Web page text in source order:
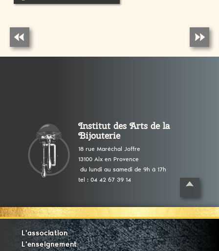
Institut des Arts de la
Bijouterie
18 rue Maréchal Joffre
13100 Aix en Provence
du lundi au samedi de 9h à 17h
tel : 04 42 67 39 14
L'association
L'enseignement